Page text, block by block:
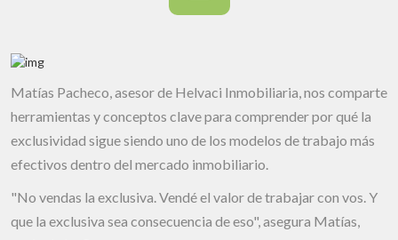
Matías Pacheco, asesor de Helvaci Inmobiliaria, nos comparte
herramientas y conceptos clave para comprender por qué la
exclusividad sigue siendo uno de los modelos de trabajo más
efectivos dentro del mercado inmobiliario.
"No vendas la exclusiva. Vendé el valor de trabajar con vos. Y
que la exclusiva sea consecuencia de eso", asegura Matías,